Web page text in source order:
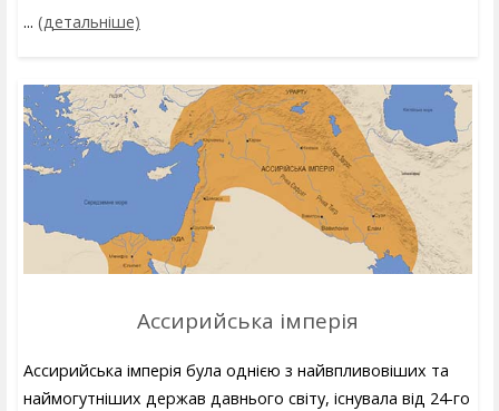
... (детальніше)
Ассирийська імперія
Ассирийська імперія була однією з найвпливовіших та
наймогутніших держав давнього світу, існувала від 24-го